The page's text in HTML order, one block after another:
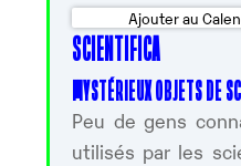
Ajouter au
Télécharger ICS
SCIENTIFICA
MYSTÉRIEUX OBJETS DE
Peu de gens
utilisés par les